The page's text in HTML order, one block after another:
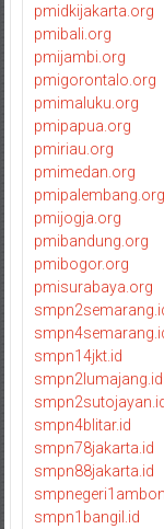
pmidkijakarta.org
pmibali.org
pmijambi.org
pmigorontalo.org
pmimaluku.org
pmipapua.org
pmiriau.org
pmimedan.org
pmipalembang.org
pmijogja.org
pmibandung.org
pmibogor.org
pmisurabaya.org
smpn14jkt.id
smpn2lumajang.id
smpn4blitar.id
smpn78jakarta.id
smpn88jakarta.id
smpn1bangil.id